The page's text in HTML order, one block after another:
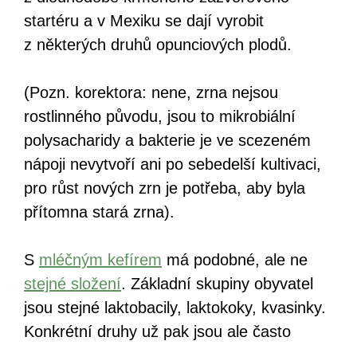
startéru a v Mexiku se dají vyrobit
z některých druhů opunciových plodů.
(Pozn. korektora: nene, zrna nejsou
rostlinného původu, jsou to mikrobiální
polysacharidy a bakterie je ve scezeném
nápoji nevytvoří ani po sebedelší kultivaci,
pro růst nových zrn je potřeba, aby byla
přítomna stará zrna).
S mléčným kefírem má podobné, ale ne
stejné složení. Základní skupiny obyvatel
jsou stejné laktobacily, laktokoky, kvasinky.
Konkrétní druhy už pak jsou ale často